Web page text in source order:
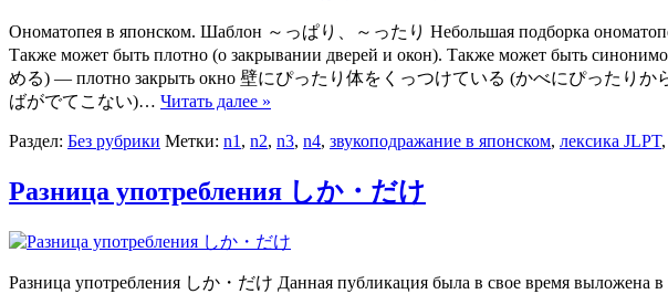
Ономатопея в японском. Шаблон ～っぱり、～ったり Небольшая подборка
Также может быть плотно (о закрывании дверей и окон). Также может быть
める) — плотно закрыть окно 壁にぴったり体をくっつけている (かべにぴったり
ばがでてこない)… Читать далее »
Раздел: Без рубрики Метки: n1 , n2, n3, n4, звукоподражание в японском, лексика JLPT,
Разница употребления しか・だけ
Разница употребления しか・だけ Данная публикация была в свое время выложена